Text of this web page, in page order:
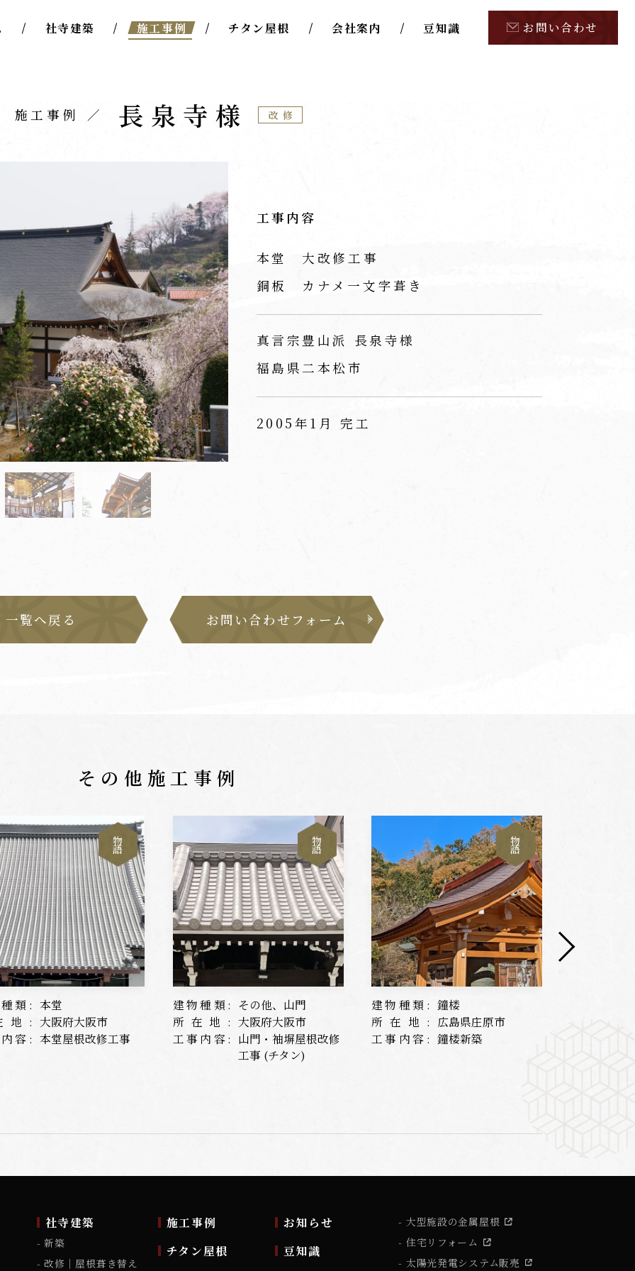
社寺建築 施工事例 チタン屋根 会社案内 豆知識 お問い合わせ
施工事例 長泉寺様 改修
工事内容
本堂 大改修工事
銅板 カナメ一文字葺き
真言宗豊山派 長泉寺様
福島県二本松市
2005年1月 完工
一覧へ戻る お問い合わせフォーム
その他施工事例
物
語
類: 本堂
地: 大阪府大阪市
容: 本堂屋根改修工事
物
語
建物種類:
その他、山門
所在地: 大阪府大阪市
工事内容: 山門・袖塀屋根改修
工事 (チタン)
物
語
建物種類: 鐘楼
所在地: 広島県庄原市
工事内容: 鐘楼新築
社寺建築
新築
改修｜屋根葺き替え
施工事例
チタン屋根
お知らせ
豆知識
大型施設の金属屋根
住宅リフォーム
太陽光発電システム販売